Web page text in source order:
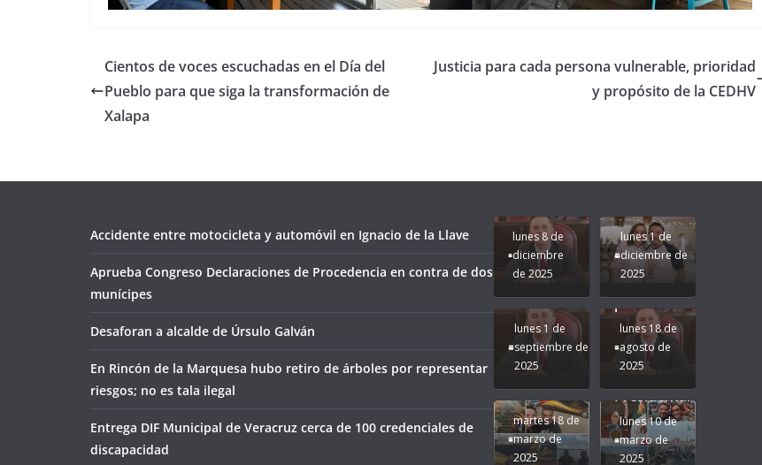
Cientos de voces escuchadas en el Día del
Pueblo para que siga la transformación de
Xalapa
Justicia para cada persona vulnerable, prioridad
y propósito de la CEDHV
Accidente entre motocicleta y automóvil en Ignacio de la Llave
Aprueba Congreso Declaraciones de Procedencia en contra de dos
munícipes
Desaforan a alcalde de Úrsulo Galván
En Rincón de la Marquesa hubo retiro de árboles por representar
riesgos; no es tala ilegal
Entrega DIF Municipal de Veracruz cerca de 100 credenciales de
discapacidad
lunes 8 de
diciembre
de 2025
lunes 1 de
diciembre de
2025
Apoyo y
Seguimos la
Ruta que
Marca
Nuestra
Rocío Nahle.
lunes 1 de
septiembre de
2025
Pongamos
de moda;
San
Andrés
Tuxtla
presente.
lunes 18 de
agosto de
2025
Difamación
martes 18 de
marzo de
2025
Presidenta!
lunes 10 de
marzo de
2025